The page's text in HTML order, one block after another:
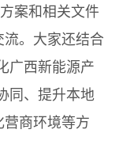
案和相关文件
。大家还结合
广西新能源产
同、提升本地
商环境等方